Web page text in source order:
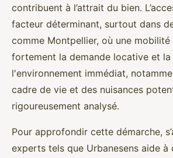
contribuent à l’attrait du bien.
facteur déterminant, surtout dans
comme Montpellier, où une
fortement la demande locative et la
l'environnement immédiat,
cadre de vie et des nuisances
rigoureusement analysé.
Pour approfondir cette démarche,
experts tels que Urbanesens aide